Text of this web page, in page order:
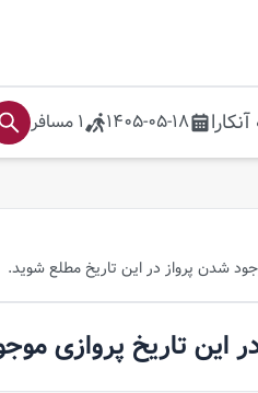
آنکارا 1405-05-18
1 مسافر
شدن پرواز در این تاریخ مطلع شوید.
این تاریخ پروازی